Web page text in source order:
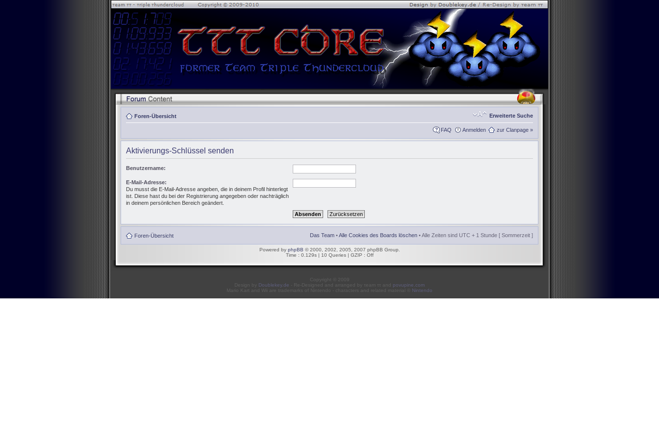
Foren-Übersicht Erweiterte Suche
FAQ Anmelden zur Clanpage »
Aktivierungs-Schlüssel senden
Benutzername:
E-Mail-Adresse:
Du musst die E-Mail-Adresse angeben, die in deinem Profil hinterlegt
ist. Diese hast du bei der Registrierung angegeben oder nachträglich
in deinem persönlichen Bereich geändert.
Foren-Übersicht Das Team •Alle Cookies des Boards löschen • Alle Zeiten sind UTC + 1 Stunde [ Sommerzeit ]
Powered by phpBB © 2000, 2002, 2005, 2007 phpBB Group.
Time : 0.129s | 10 Queries | GZIP : Off
Copyright © 2009
Design by Doublekey.de - Re-Designed and arranged by τeam ττ and povupine.com
Mario Kart and Wii are trademarks of Nintendo - characters and related material © Nintendo